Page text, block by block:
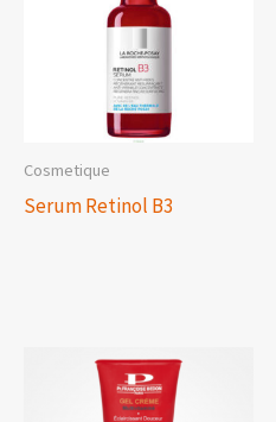
Cosmetique
Serum Retinol B3